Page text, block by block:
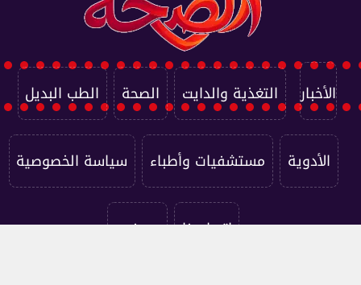
الأخبار التغذية والدايت الصحة الطب البديل
الأدوية مستشفيات وأطباء سياسة الخصوصية
اتصل بنا من نحن